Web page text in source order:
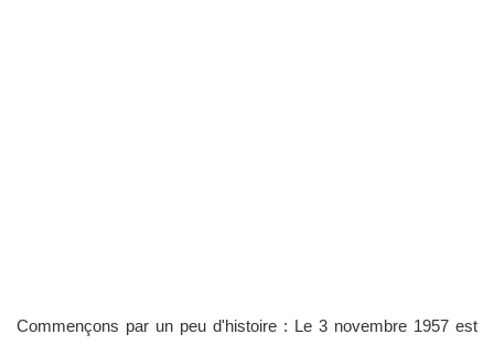
Commençons par un peu d'histoire : Le 3 novembre 1957 est